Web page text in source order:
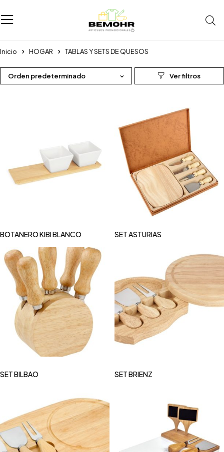
Inicio HOGAR TABLAS Y SETS DE QUESOS
Orden predeterminado
BOTANERO KIBI BLANCO SET ASTURIAS
SET BILBAO SET BRIENZ